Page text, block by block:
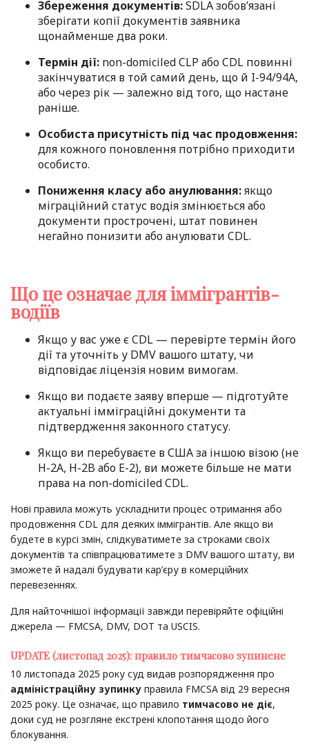
Збереження документів:SDLA зобов’язані
зберігати копії документів заявника
щонайменше два роки.
Термін дії: non-domiciled CLP або CDL повинні
закінчуватися в той самий день, що й I-94/94A,
або через рік — залежно від того, що настане
раніше.
Особиста присутність під час продовження:
для кожного поновлення потрібно приходити
особисто.
Пониження класу або анулювання:якщо
міграційний статус водія змінюється або
документи прострочені, штат повинен
негайно понизити або анулювати CDL.
Що це означає для іммігрантів-
водіїв
Якщо у вас уже є CDL — перевірте термін його
дії та уточніть у DMV вашого штату, чи
відповідає ліцензія новим вимогам.
Якщо ви подаєте заяву вперше — підготуйте
актуальні імміграційні документи та
підтвердження законного статусу.
Якщо ви перебуваєте в США за іншою візою (не
H-2A, H-2B або E-2), ви можете більше не мати
права на non-domiciled CDL.
Нові правила можуть ускладнити процес отримання або
продовження CDL для деяких іммігрантів. Але якщо ви
будете в курсі змін, слідкуватимете за строками своїх
документів та співпрацюватимете з DMV вашого штату, ви
зможете й надалі будувати кар’єру в комерційних
перевезеннях.
Для найточнішої інформації завжди перевіряйте офіційні
джерела — FMCSA, DMV, DOT та USCIS.
UPDATE (листопад 2025): правило тимчасово зупинене
10 листопада 2025 року суд видав розпорядження про
адміністраційну зупинку правила FMCSA від 29 вересня
2025 року. Це означає, що правило тимчасово не діє,
доки суд не розгляне екстрені клопотання щодо його
блокування.